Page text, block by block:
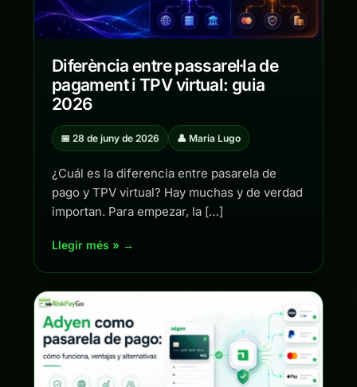
Diferència entre passarel·la de
pagament i TPV virtual: guia
2026
📅 28 de juny de 2026 👤 Maria Lugo
¿Cuál es la diferencia entre pasarela de
pago y TPV virtual? Hay muchas y de verdad
importan. Para empezar, la […]
Llegir més » →